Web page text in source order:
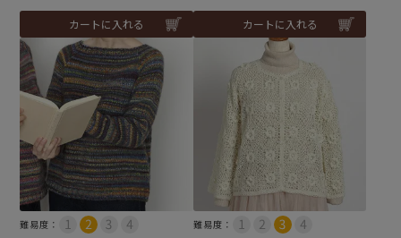
カートに入れる カートに入れる
難易度： 難易度：